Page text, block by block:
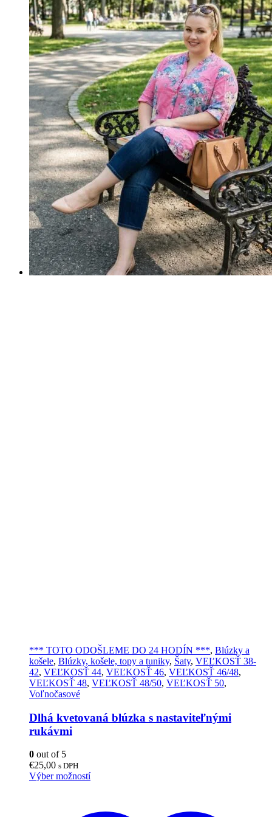
*** TOTO ODOŠLEME DO 24 HODÍN ***, Blúzky a
košele, Blúzky, košele, topy a tuniky, Šaty, VEĽKOSŤ 38-
42, VEĽKOSŤ 44, VEĽKOSŤ 46, VEĽKOSŤ 46/48,
VEĽKOSŤ 48, VEĽKOSŤ 48/50, VEĽKOSŤ 50,
Voľnočasové
Dlhá kvetovaná blúzka s nastaviteľnými
rukávmi
0 out of 5
€25,00 s DPH
Výber možnostíTento